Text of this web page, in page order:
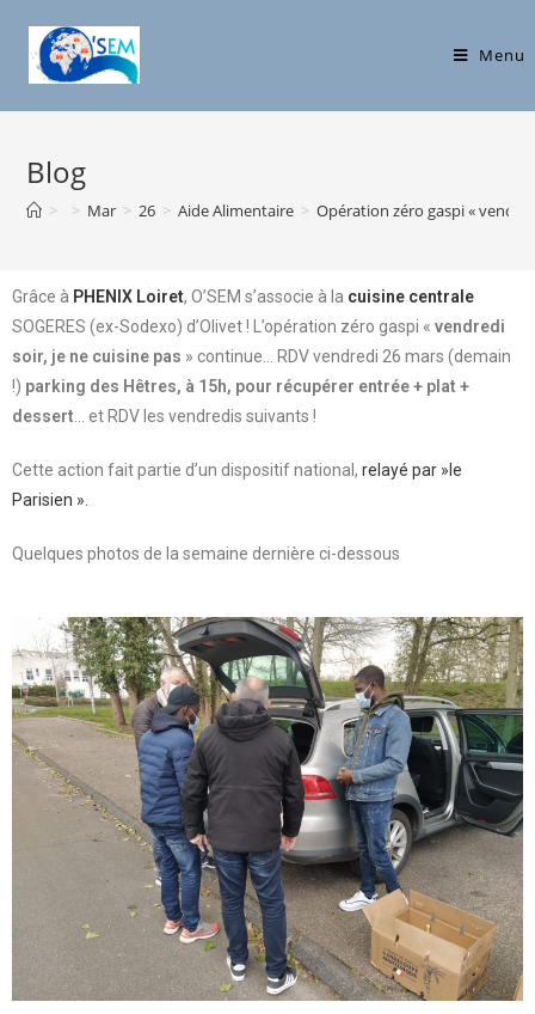
Menu
Blog
> > Mar > 26 > Aide Alimentaire > Opération zéro gaspi «
Grâce à PHENIX Loiret, O’SEM s’associe à la cuisine centrale
SOGERES (ex-Sodexo) d’Olivet ! L’opération zéro gaspi « vendredi
soir, je ne cuisine pas » continue… RDV vendredi 26 mars (demain
!) parking des Hêtres, à 15h, pour récupérer entrée + plat +
dessert … et RDV les vendredis suivants !
Cette action fait partie d’un dispositif national, relayé par »le
Parisien ».
Quelques photos de la semaine dernière ci-dessous